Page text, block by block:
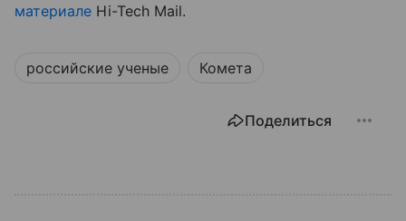
материале Hi-Tech Mail.
российские ученые Комета
Поделиться